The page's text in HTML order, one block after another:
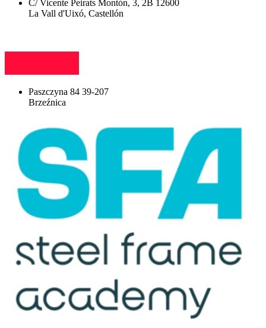
C/ Vicente Peirats Montón, 3, 2B 12600
La Vall d'Uixó, Castellón
Paszczyna 84 39-207
Brzeźnica